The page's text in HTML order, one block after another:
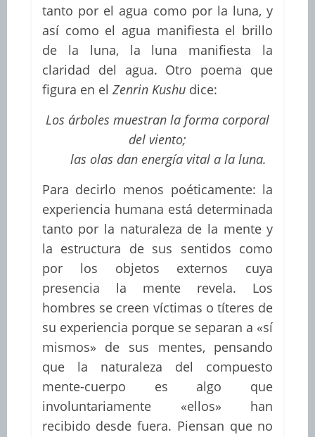
tanto por el agua como por la luna, y
así como el agua manifiesta el brillo
de la luna, la luna manifiesta la
claridad del agua. Otro poema que
figura en el Zenrin Kushudice:
Los árboles muestran la forma corporal
del viento;
las olas dan energía vital a la luna.
Para decirlo menos poéticamente: la
experiencia humana está determinada
tanto por la naturaleza de la mente y
la estructura de sus sentidos como
por los objetos externos cuya
presencia la mente revela. Los
hombres se creen víctimas o títeres de
su experiencia porque se separan a «sí
mismos» de sus mentes, pensando
que la naturaleza del compuesto
mente-cuerpo es algo que
involuntariamente «ellos» han
recibido desde fuera. Piensan que no